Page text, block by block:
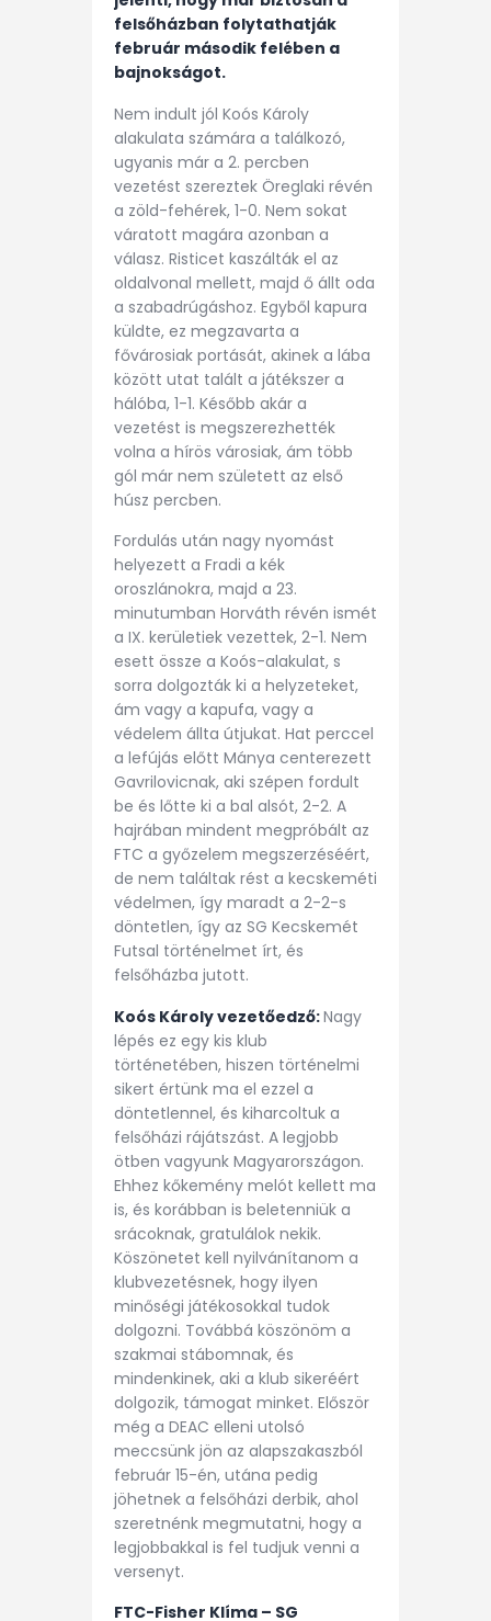
felsőházban folytathatják
február második felében a
bajnokságot.
Nem indult jól Koós Károly
alakulata számára a találkozó,
ugyanis már a 2. percben
vezetést szereztek Öreglaki révén
a zöld-fehérek, 1-0. Nem sokat
váratott magára azonban a
válasz. Risticet kaszálták el az
oldalvonal mellett, majd ő állt oda
a szabadrúgáshoz. Egyből kapura
küldte, ez megzavarta a
fővárosiak portását, akinek a lába
között utat talált a játékszer a
hálóba, 1-1. Később akár a
vezetést is megszerezhették
volna a hírös városiak, ám több
gól már nem született az első
húsz percben.
Fordulás után nagy nyomást
helyezett a Fradi a kék
oroszlánokra, majd a 23.
minutumban Horváth révén ismét
a IX. kerületiek vezettek, 2-1. Nem
esett össze a Koós-alakulat, s
sorra dolgozták ki a helyzeteket,
ám vagy a kapufa, vagy a
védelem állta útjukat. Hat perccel
a lefújás előtt Mánya centerezett
Gavrilovicnak, aki szépen fordult
be és lőtte ki a bal alsót, 2-2. A
hajrában mindent megpróbált az
FTC a győzelem megszerzéséért,
de nem találtak rést a kecskeméti
védelmen, így maradt a 2-2-s
döntetlen, így az SG Kecskemét
Futsal történelmet írt, és
felsőházba jutott.
Koós Károly vezetőedző:Nagy
lépés ez egy kis klub
történetében, hiszen történelmi
sikert értünk ma el ezzel a
döntetlennel, és kiharcoltuk a
felsőházi rájátszást. A legjobb
ötben vagyunk Magyarországon.
Ehhez kőkemény melót kellett ma
is, és korábban is beletenniük a
srácoknak, gratulálok nekik.
Köszönetet kell nyilvánítanom a
klubvezetésnek, hogy ilyen
minőségi játékosokkal tudok
dolgozni. Továbbá köszönöm a
szakmai stábomnak, és
mindenkinek, aki a klub sikeréért
dolgozik, támogat minket. Először
még a DEAC elleni utolsó
meccsünk jön az alapszakaszból
február 15-én, utána pedig
jöhetnek a felsőházi derbik, ahol
szeretnénk megmutatni, hogy a
legjobbakkal is fel tudjuk venni a
versenyt.
FTC-Fisher Klíma – SG